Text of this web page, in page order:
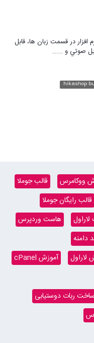
در قسمت زبان ها، قابل
صوتي و …...
hikashop
ووکامرس
قالب جوملا
قالب رایگان جوملا
هاست وردپرس
دامنه
لاراول
آموزش cPanel
ربات دوستیابی